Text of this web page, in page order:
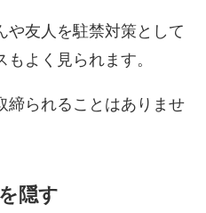
や友人を駐禁対策として
よく見られます。
締られることはありませ
隠す